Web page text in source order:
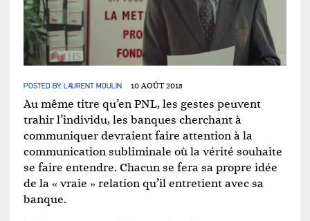
POSTED BY: LAURENT MOULIN 10 AOÛT 2015
Au même titre qu’en PNL, les gestes peuvent
trahir l’individu, les banques cherchant à
communiquer devraient faire attention à la
communication subliminale où la vérité souhaite
se faire entendre. Chacun se fera sa propre idée
de la « vraie » relation qu’il entretient avec sa
banque.